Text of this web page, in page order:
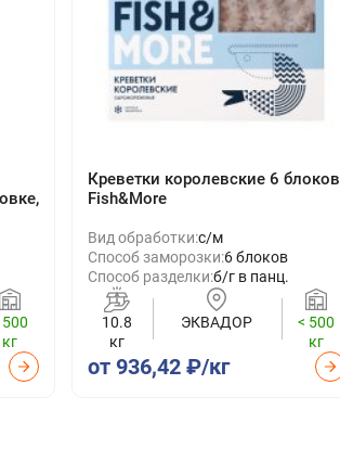
500
кг
Креветки королевские 6 блоков
Fish&More
Вид обработки:с/м
Способ заморозки:6 блоков
Способ разделки:б/г в панц.
10.8
кг
ЭКВАДОР
< 500
кг
от 936,42 ₽/кг